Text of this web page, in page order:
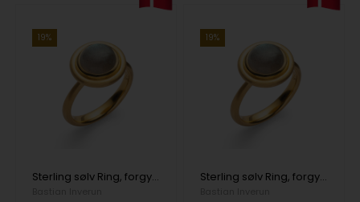
19%
Sterling sølv Ring, forgyldt mat/blank, lab 2.63ct
19%
Sterling sølv Ring, forgyldt mat/blank, lab 2.63ct